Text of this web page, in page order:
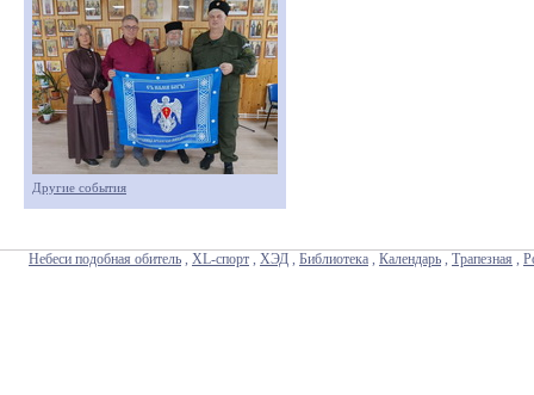
Другие события
Небеси подобная обитель , XL-спорт , ХЭД , Библиотека , Календарь , Трапезная ,